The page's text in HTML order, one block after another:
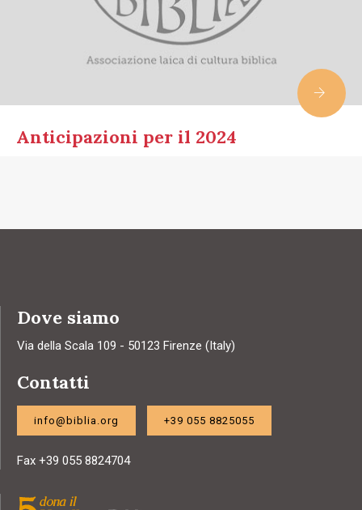
Anticipazioni per il 2024
Dove siamo
Via della Scala 109 - 50123 Firenze (Italy)
Contatti
info@biblia.org +39 055 8825055
Fax +39 055 8824704